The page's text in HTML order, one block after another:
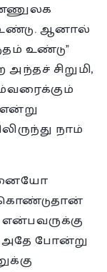
ஆனால்
உண்டு”
சிறுமி,
நாம்
அதே போன்று